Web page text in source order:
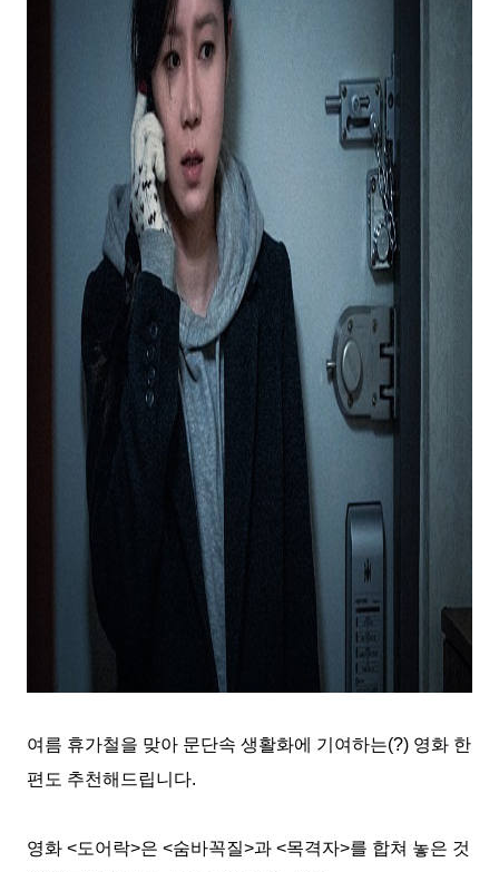
여름 휴가철을 맞아 문단속 생활화에 기여하는(?) 영화 한
편도 추천해드립니다.
영화 <도어락>은 <숨바꼭질>과 <목격자>를 합쳐 놓은 것